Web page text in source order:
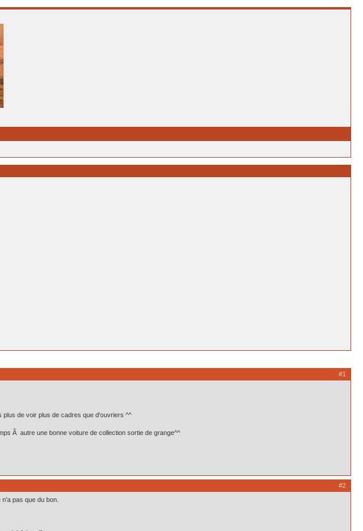
#1
de voir plus de cadres que d'ouvriers ^^
Ã autre une bonne voiture de collection sortie de grange^^
#2
pas que du bon.